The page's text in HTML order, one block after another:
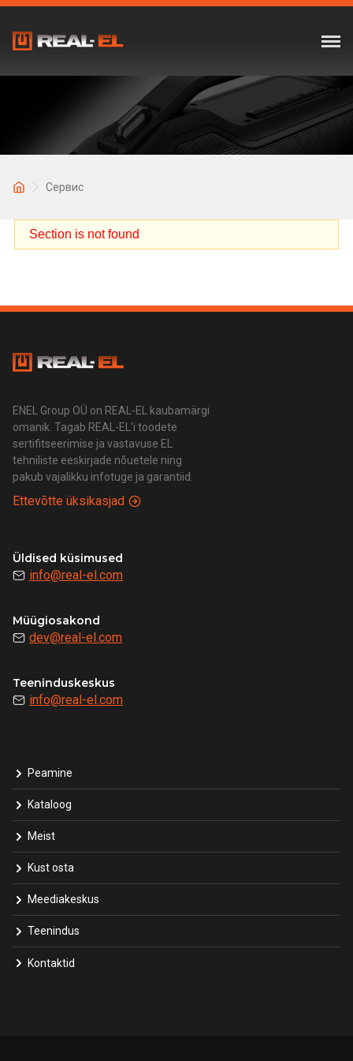
Сервис
Section is not found
ENEL Group OÜ on REAL-EL kaubamärgi
omanik. Tagab REAL-EL'i toodete
sertifitseerimise ja vastavuse EL
tehniliste eeskirjade nõuetele ning
pakub vajalikku infotuge ja garantiid.
Ettevõtte üksikasjad
Üldised küsimused
info@real-el.com
Müügiosakond
dev@real-el.com
Teeninduskeskus
info@real-el.com
Peamine
Kataloog
Meist
Kust osta
Meediakeskus
Teenindus
Kontaktid